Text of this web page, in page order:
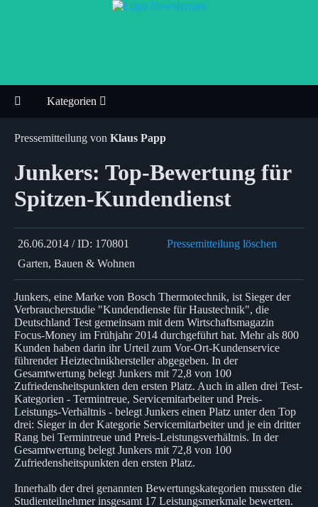
Kategorien
Pressemitteilung von Klaus Papp
Junkers: Top-Bewertung für
Spitzen-Kundendienst
26.06.2014 / ID: 170801
Pressemitteilung löschen
Garten, Bauen & Wohnen
Junkers, eine Marke von Bosch Thermotechnik, ist Sieger der
Verbraucherstudie "Kundendienste für Haustechnik", die
Deutschland Test gemeinsam mit dem Wirtschaftsmagazin
Focus-Money im Frühjahr 2014 durchgeführt hat. Mehr als 800
Kunden haben darin ihr Urteil zum Vor-Ort-Kundenservice
führender Heiztechnikhersteller abgegeben. In der
Gesamtwertung belegt Junkers mit 72,8 von 100
Zufriedensheitspunkten den ersten Platz. Auch in allen drei Test-
Kategorien - Termintreue, Servicemitarbeiter und Preis-
Leistungs-Verhältnis - belegt Junkers einen Platz unter den Top
drei: Sieger in der Kategorie Servicemitarbeiter und je ein dritter
Rang bei Termintreue und Preis-Leistungsverhältnis. In der
Gesamtwertung belegt Junkers mit 72,8 von 100
Zufriedensheitspunkten den ersten Platz.
Innerhalb der drei genannten Bewertungskategorien mussten die
Studienteilnehmer insgesamt 17 Leistungsmerkmale bewerten.